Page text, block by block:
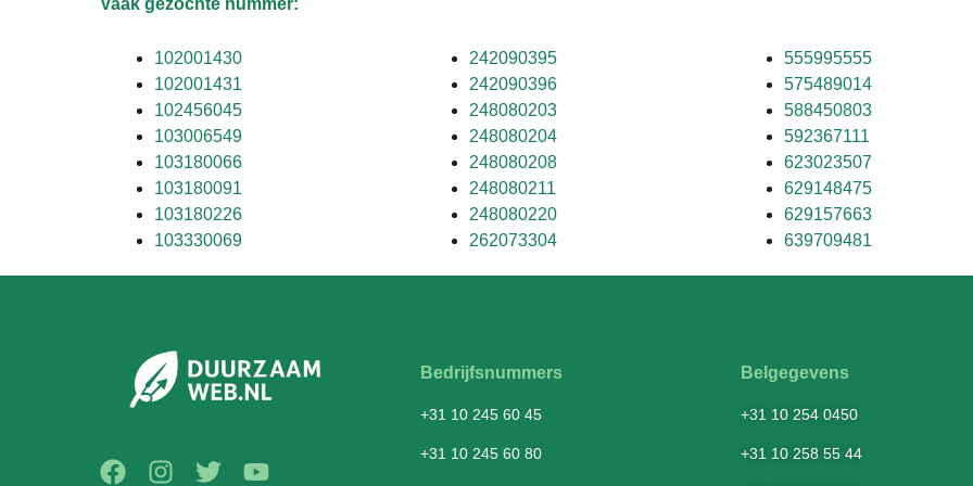
Vaak gezochte nummer:
102001430
102001431
102456045
103006549
103180066
103180091
103180226
103330069
242090395
242090396
248080203
248080204
248080208
248080211
248080220
262073304
555995555
575489014
588450803
592367111
623023507
629148475
629157663
639709481
Bedrijfsnummers
+31 10 245 60 45
+31 10 245 60 80
Belgegevens
+31 10 254 0450
+31 10 258 55 44